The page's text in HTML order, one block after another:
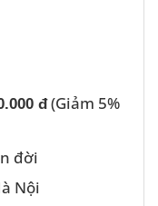
đ(Giảm 5%
đời
Nội